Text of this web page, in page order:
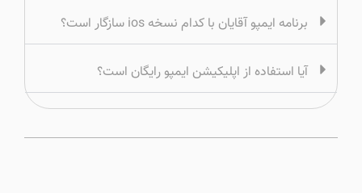
برنامه ایمپو آقایان با کدام نسخه ios سازگار است؟
آیا استفاده از اپلیکیشن ایمپو رایگان است؟